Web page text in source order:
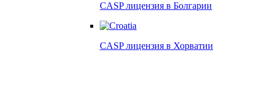
CASP лицензия в Болгарии
CASP лицензия в Хорватии